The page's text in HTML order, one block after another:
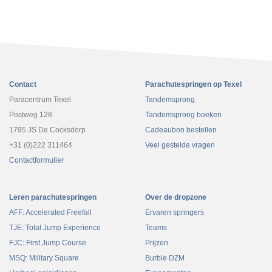
Contact
Paracentrum Texel
Postweg 128
1795 JS De Cocksdorp
+31 (0)222 311464
Contactformulier
Parachutespringen op Texel
Tandemsprong
Tandemsprong boeken
Cadeaubon bestellen
Veel gestelde vragen
Leren parachutespringen
AFF: Accelerated Freefall
TJE: Total Jump Experience
FJC: First Jump Course
MSQ: Military Square
Over de dropzone
Ervaren springers
Teams
Prijzen
Burble DZM